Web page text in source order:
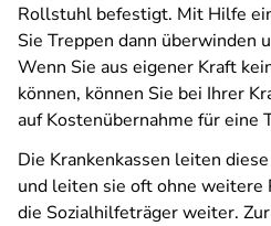
Rollstuhl befestigt. Mit Hilfe
Sie Treppen dann überwinden
Wenn Sie aus eigener Kraft
können, können Sie bei Ihrer
auf Kostenübernahme für eine
Die Krankenkassen leiten
und leiten sie oft ohne weitere
die Sozialhilfeträger weiter.